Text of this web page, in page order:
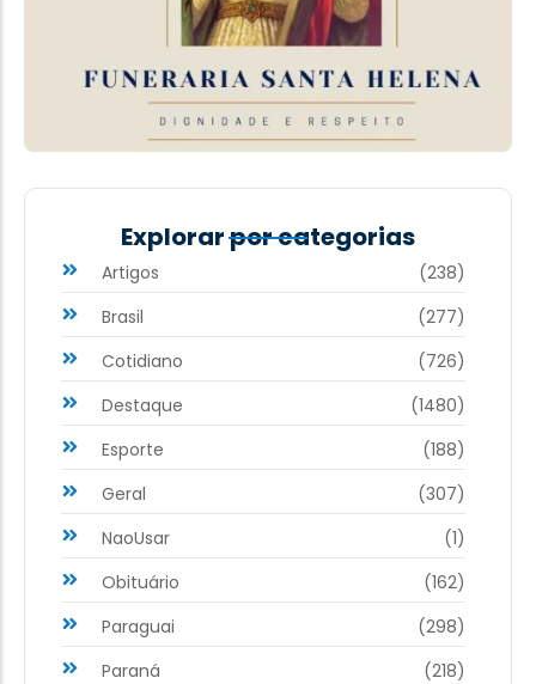
Explorar por categorias
Artigos
(238)
Brasil
(277)
Cotidiano
(726)
Destaque
(1480)
Esporte
(188)
Geral
(307)
NaoUsar
(1)
Obituário
(162)
Paraguai
(298)
Paraná
(218)